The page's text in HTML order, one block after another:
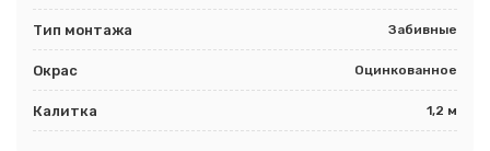
Тип монтажа Забивные
Окрас Оцинкованное
Калитка 1,2 м